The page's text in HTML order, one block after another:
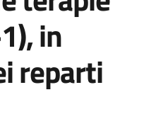
in
reparti